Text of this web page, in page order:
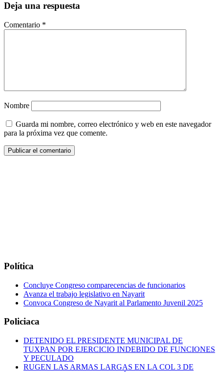
Deja una respuesta
Comentario *
Nombre
Guarda mi nombre, correo electrónico y web en este navegador
para la próxima vez que comente.
Política
Concluye Congreso comparecencias de funcionarios
Avanza el trabajo legislativo en Nayarit
Convoca Congreso de Nayarit al Parlamento Juvenil 2025
Policiaca
DETENIDO EL PRESIDENTE MUNICIPAL DE
TUXPAN POR EJERCICIO INDEBIDO DE FUNCIONES
Y PECULADO
RUGEN LAS ARMAS LARGAS EN LA COL 3 DE